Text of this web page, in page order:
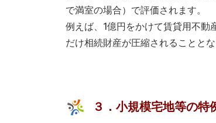
で満室の場合）で評価されます。
例えば、1億円をかけて賃貸用不動
だけ相続財産が圧縮されることとな
３．小規模宅地等の特